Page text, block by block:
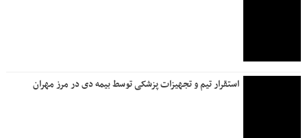
استقرار تیم و تجهیزات پزشکی توسط بیمه دی در مرز مهران